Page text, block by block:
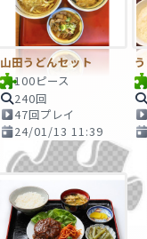
山田うどんセット
100ピース
240回
47回プレイ
24/01/13 11:39